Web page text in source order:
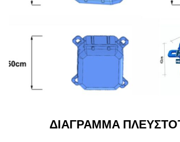
ΔΙΑΓΡΑΜΜΑ